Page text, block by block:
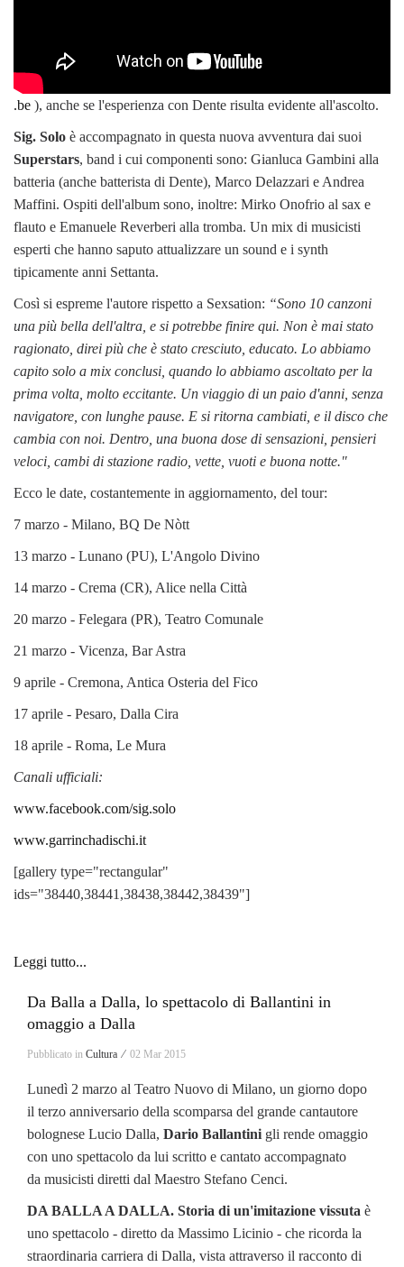
.be ), anche se l'esperienza con Dente risulta evidente all'ascolto.
Sig. Solo è accompagnato in questa nuova avventura dai suoi
Superstars, band i cui componenti sono: Gianluca Gambini alla
batteria (anche batterista di Dente), Marco Delazzari e Andrea
Maffini. Ospiti dell'album sono, inoltre: Mirko Onofrio al sax e
flauto e Emanuele Reverberi alla tromba. Un mix di musicisti
esperti che hanno saputo attualizzare un sound e i synth
tipicamente anni Settanta.
Così si espreme l'autore rispetto a Sexsation: “Sono 10 canzoni
una più bella dell'altra, e si potrebbe finire qui. Non è mai stato
ragionato, direi più che è stato cresciuto, educato. Lo abbiamo
capito solo a mix conclusi, quando lo abbiamo ascoltato per la
prima volta, molto eccitante. Un viaggio di un paio d'anni, senza
navigatore, con lunghe pause. E si ritorna cambiati, e il disco che
cambia con noi. Dentro, una buona dose di sensazioni, pensieri
veloci, cambi di stazione radio, vette, vuoti e buona notte."
Ecco le date, costantemente in aggiornamento, del tour:
7 marzo - Milano, BQ De Nòtt
13 marzo - Lunano (PU), L'Angolo Divino
14 marzo - Crema (CR), Alice nella Città
20 marzo - Felegara (PR), Teatro Comunale
21 marzo - Vicenza, Bar Astra
9 aprile - Cremona, Antica Osteria del Fico
17 aprile - Pesaro, Dalla Cira
18 aprile - Roma, Le Mura
Canali ufficiali:
www.facebook.com/sig.solo
www.garrinchadischi.it
[gallery type="rectangular"
ids="38440,38441,38438,38442,38439"]
Leggi tutto...
Da Balla a Dalla, lo spettacolo di Ballantini in
omaggio a Dalla
Pubblicato in Cultura ⁄ 02 Mar 2015
Lunedì 2 marzo al Teatro Nuovo di Milano, un giorno dopo
il terzo anniversario della scomparsa del grande cantautore
bolognese Lucio Dalla, Dario Ballantini gli rende omaggio
con uno spettacolo da lui scritto e cantato accompagnato
da musicisti diretti dal Maestro Stefano Cenci.
DA BALLA A DALLA. Storia di un'imitazione vissuta è
uno spettacolo - diretto da Massimo Licinio - che ricorda la
straordinaria carriera di Dalla, vista attraverso il racconto di